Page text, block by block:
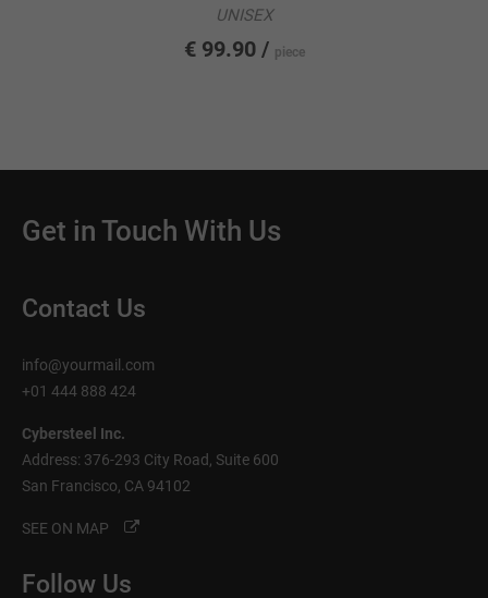
UNISEX
€ 99.90 / piece
Get in Touch With Us
Contact Us
info@yourmail.com
+01 444 888 424
Cybersteel Inc.
Address: 376-293 City Road, Suite 600
San Francisco, CA 94102
SEE ON MAP
Follow Us